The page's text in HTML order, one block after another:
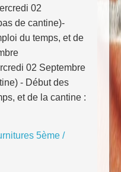
02
de cantine)-
du temps, et de
02 Septembre
- Début des
et de la cantine :
5ème /